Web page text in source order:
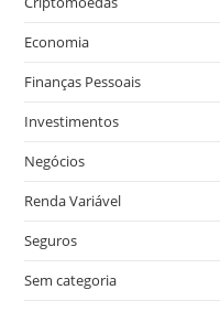
Economia
Finanças Pessoais
Investimentos
Negócios
Renda Variável
Seguros
Sem categoria